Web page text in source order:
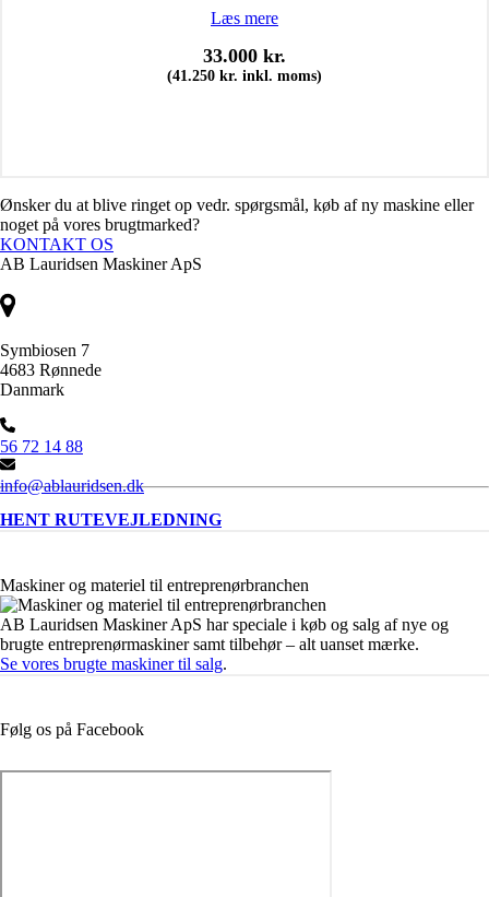
Læs mere
33.000 kr.
(41.250 kr. inkl. moms)
Ønsker du at blive ringet op vedr. spørgsmål, køb af ny maskine eller
noget på vores brugtmarked?
KONTAKT OS
AB Lauridsen Maskiner ApS
Symbiosen 7
4683 Rønnede
Danmark
56 72 14 88
info@ablauridsen.dk
HENT RUTEVEJLEDNING
Maskiner og materiel til entreprenørbranchen
AB Lauridsen Maskiner ApS har speciale i køb og salg af nye og
brugte entreprenørmaskiner samt tilbehør – alt uanset mærke.
Se vores brugte maskiner til salg.
Følg os på Facebook